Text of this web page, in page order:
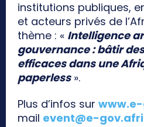
institutions publiques,
et acteurs privés de
thème : « Intelligence
gouvernance : bâtir
efficaces dans une
paperless».
Plus d’infos sur
mail event@e-